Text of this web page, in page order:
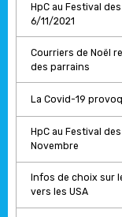
HpC au Festival
6/11/2021
Courriers de Noël
des parrains
La Covid-19
HpC au Festival
Novembre
Infos de choix sur
vers les USA